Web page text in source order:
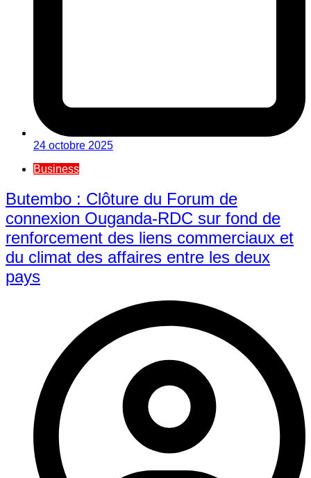
24 octobre 2025
Business
Butembo : Clôture du Forum de
connexion Ouganda-RDC sur fond de
renforcement des liens commerciaux et
du climat des affaires entre les deux
pays